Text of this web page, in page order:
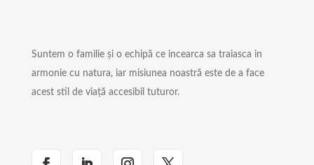
Suntem o familie și o echipă ce incearca sa traiasca in
armonie cu natura, iar misiunea noastră este de a face
acest stil de viață accesibil tuturor.